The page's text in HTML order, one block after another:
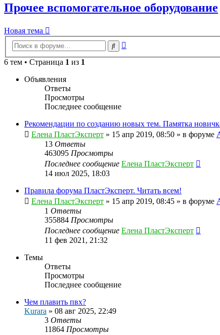
Прочее вспомогательное оборудование
Новая тема
Поиск
6 тем • Страница 1 из 1
Объявления
Ответы
Просмотры
Последнее сообщение
Рекомендации по созданию новых тем. Памятка
Елена ПластЭксперт » 15 апр 2019, 08:50 » в форуме
13 Ответы
463095 Просмотры
Последнее сообщение Елена ПластЭксперт
14 июл 2025, 18:03
Правила форума ПластЭксперт. Читать всем!
Елена ПластЭксперт » 15 апр 2019, 08:45 » в форуме
1 Ответы
355884 Просмотры
Последнее сообщение Елена ПластЭксперт
11 фев 2021, 21:32
Темы
Ответы
Просмотры
Последнее сообщение
Чем плавить пвх?
Kurara » 08 авг 2025, 22:49
3 Ответы
11864 Просмотры